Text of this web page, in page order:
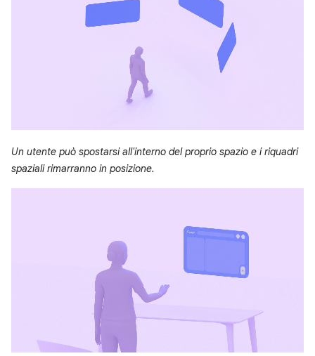
Un utente può spostarsi all'interno del proprio spazio e i riquadri
spaziali rimarranno in posizione.